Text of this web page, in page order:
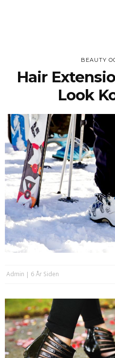
BEAUTY
Hair
Look
Admin 6 År Siden